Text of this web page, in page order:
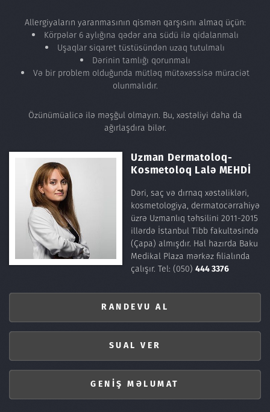
Allergiyaların yaranmasının qismən qarşısını almaq üçün:
Körpələr 6 aylığına qədər ana südü ilə qidalanmalı
Uşaqlar siqaret tüstüsündən uzaq tutulmalı
Dərinin tamlığı qorunmalı
Və bir problem olduğunda mütləq mütəxəssisə müraciət
olunmalıdır.
Özünümüalicə ilə məşğul olmayın. Bu, xəstəliyi daha da
ağırlaşdıra bilər.
Uzman Dermatoloq-
Kosmetoloq Lalə MEHDİ
Dəri, saç və dırnaq xəstəlikləri,
kosmetologiya, dermatocərrahiyə
üzrə Uzmanlıq təhsilini 2011-2015
illərdə İstanbul Tibb fakultəsində
(Çapa) almışdır. Hal hazırda Baku
Medikal Plaza mərkəz filialında
çalışır. Tel: (050)444 3376
RANDEVU AL
SUAL VER
GENİŞ MƏLUMAT